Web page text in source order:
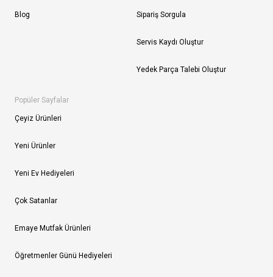
Blog Sipariş Sorgula
Servis Kaydı Oluştur
Yedek Parça Talebi Oluştur
Popüler Sayfalar
Çeyiz Ürünleri
Yeni Ürünler
Yeni Ev Hediyeleri
Çok Satanlar
Emaye Mutfak Ürünleri
Öğretmenler Günü Hediyeleri